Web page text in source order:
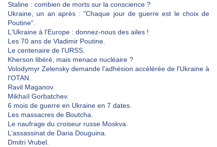
Staline : combien de morts sur la conscience ?
Ukraine, un an après : "Chaque jour de guerre est le choix de
Poutine".
L'Ukraine à l'Europe : donnez-nous des ailes !
Les 70 ans de Vladimir Poutine.
Le centenaire de l'URSS.
Kherson libéré, mais menace nucléaire ?
Volodymyr Zelensky demande l'adhésion accélérée de l'Ukraine à
l'OTAN.
Ravil Maganov.
Mikhaïl Gorbatchev.
6 mois de guerre en Ukraine en 7 dates.
Les massacres de Boutcha.
Le naufrage du croiseur russe Moskva.
L’assassinat de Daria Douguina.
Dmitri Vrubel.